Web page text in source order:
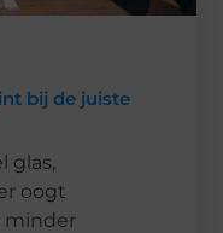
bij de juiste
glas,
oogt
minder